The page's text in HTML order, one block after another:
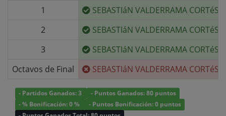
1
SEBASTIáN VALDERRAMA CORTéS
2
SEBASTIáN VALDERRAMA CORTéS
3
SEBASTIáN VALDERRAMA CORTéS
Octavos de Final
SEBASTIáN VALDERRAMA CORTéS
- Partidos Ganados: 3
- Puntos Ganados: 80 puntos
- % Bonificación: 0 %
- Puntos Bonificación: 0 puntos